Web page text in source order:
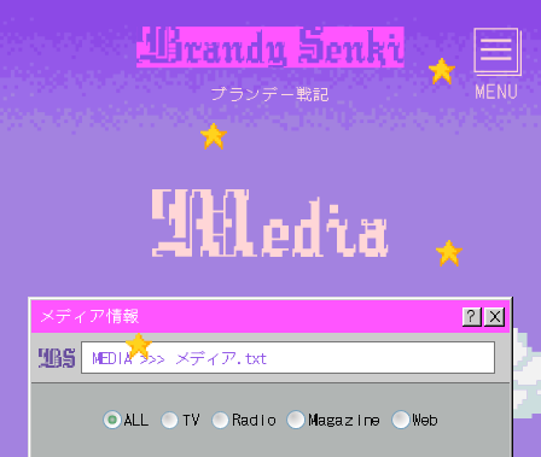
ブランデー戦記
NEWS LIVE MEDIA
SCHEDULE BIOGRAPHY DISCOGRAPHY LYRICS
メディア情報
MEDIA >>> メディア.txt
ALL TV Radio Magazine Web